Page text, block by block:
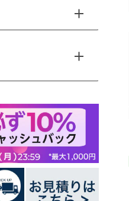
星
2
0
0